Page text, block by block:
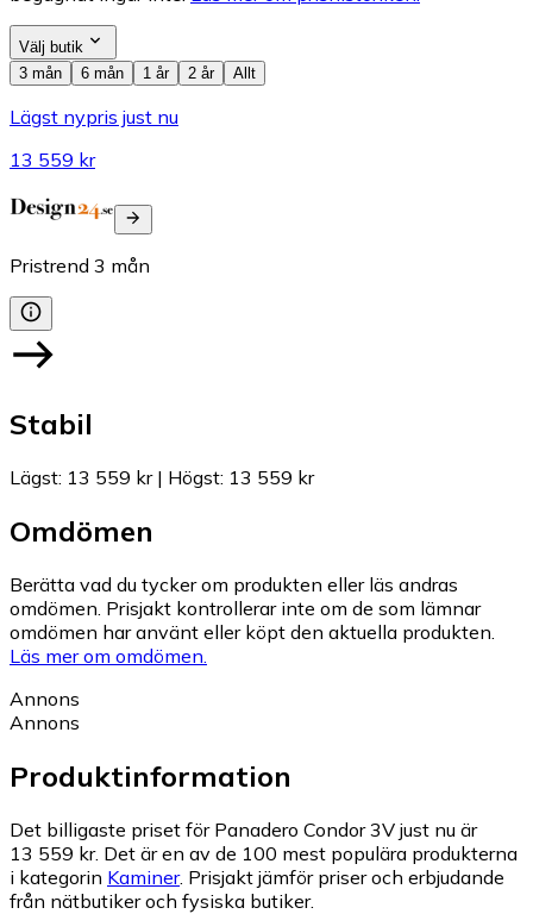
Välj butik
3 mån
6 mån 1 år 2 år Allt
Lägst nypris just nu
13 559 kr
Pristrend 3 mån
Stabil
Lägst: 13 559 kr| Högst: 13 559 kr
Omdömen
Berätta vad du tycker om produkten eller läs andras
omdömen. Prisjakt kontrollerar inte om de som lämnar
omdömen har använt eller köpt den aktuella produkten.
Läs mer om omdömen.
Annons
Annons
Produktinformation
Det billigaste priset för Panadero Condor 3V just nu är
13 559 kr. Det är en av de 100 mest populära produkterna
i kategorin Kaminer. Prisjakt jämför priser och erbjudande
från nätbutiker och fysiska butiker.